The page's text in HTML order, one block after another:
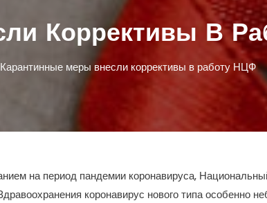
Коррективы В
Карантинные меры внесли коррективы в работу НЦФ
на период пандемии коронавируса,
коронавирус нового типа особенно